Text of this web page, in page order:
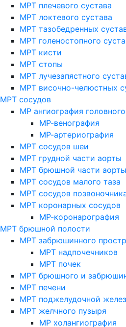
МРТ плечевого сустава
МРТ локтевого сустава
МРТ тазобедренных
МРТ голеностопного
МРТ кисти
МРТ стопы
МРТ лучезапястного
МРТ височно-челюстных
МРТ сосудов
МР ангиография
МР-венография
МР-артериография
МРТ сосудов шеи
МРТ грудной части аорты
МРТ брюшной части аорты
МРТ сосудов малого таза
МРТ сосудов
МРТ коронарных сосудов
МР-коронарография
МРТ брюшной полости
МРТ забрюшинного
МРТ надпочечников
МРТ почек
МРТ брюшного и
МРТ печени
МРТ поджелудочной
МРТ желчного пузыря
МР холангиография